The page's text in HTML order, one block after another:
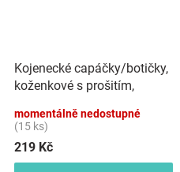
Kojenecké capáčky/botičky,
koženkové s prošitím,
momentálně nedostupné
(15 ks)
219 Kč